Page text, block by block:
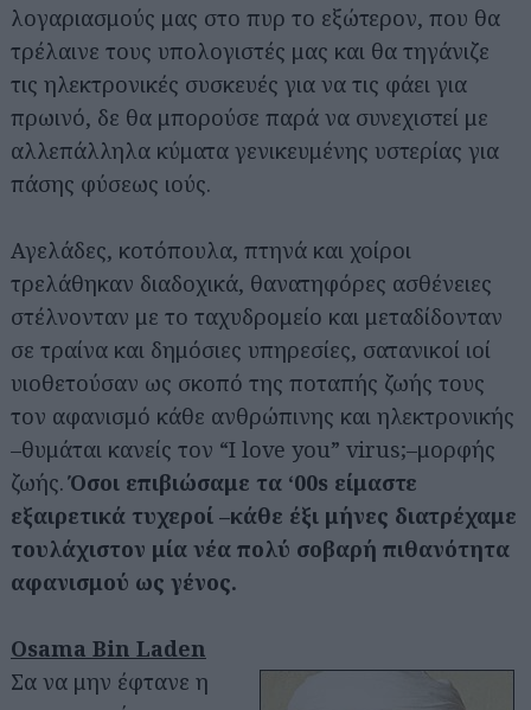
λογαριασμούς μας στο πυρ το εξώτερον, που θα
τρέλαινε τους υπολογιστές μας και θα τηγάνιζε
τις ηλεκτρονικές συσκευές για να τις φάει για
πρωινό, δε θα μπορούσε παρά να συνεχιστεί με
αλλεπάλληλα κύματα γενικευμένης υστερίας για
πάσης φύσεως ιούς.
Αγελάδες, κοτόπουλα, πτηνά και χοίροι
τρελάθηκαν διαδοχικά, θανατηφόρες ασθένειες
στέλνονταν με το ταχυδρομείο και μεταδίδονταν
σε τραίνα και δημόσιες υπηρεσίες, σατανικοί ιοί
υιοθετούσαν ως σκοπό της ποταπής ζωής τους
τον αφανισμό κάθε ανθρώπινης και ηλεκτρονικής
–θυμάται κανείς τον “I love you” virus;–μορφής
ζωής.Όσοι επιβιώσαμε τα ‘00s είμαστε
εξαιρετικά τυχεροί –κάθε έξι μήνες διατρέχαμε
τουλάχιστον μία νέα πολύ σοβαρή πιθανότητα
αφανισμού ως γένος.
Osama Bin Laden
Σα να μην έφτανε η